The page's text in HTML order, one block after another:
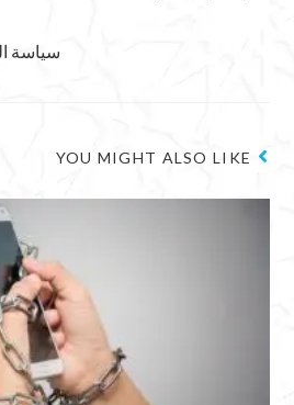
سياسة
YOU MIGHT ALSO LIKE